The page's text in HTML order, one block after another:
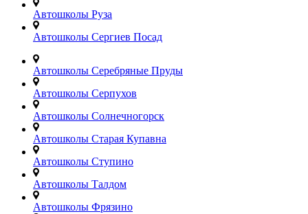
Автошколы Руза
Автошколы Сергиев Посад
Автошколы Серебряные Пруды
Автошколы Серпухов
Автошколы Солнечногорск
Автошколы Старая Купавна
Автошколы Ступино
Автошколы Талдом
Автошколы Фрязино